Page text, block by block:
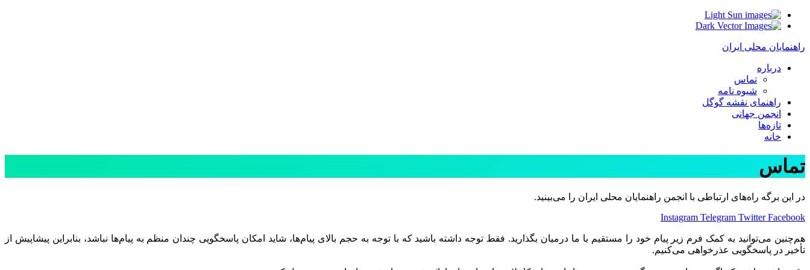
Light
Dark
راهنمایان محلی ایران
درباره
تماس
شیوه نامه
راهنمای نقشه گوگل
انجمن جهانی
تازه‌ها
خانه
تماس
در این برگه راه‌های ارتباطی با انجمن راهنمایان محلی ایران را می‌بینید.
Instagram Telegram Twitter Facebook
هم‌چنین می‌توانید به کمک فرم زیر پیام خود را مستقیم با ما درمیان بگذارید. فقط توجه داشته باشید که با توجه به حجم بالای پیام‌ها، شاید امکان پاسخگویی چندان منظم به پیام‌ها نباشد، بنابراین پیشاپیش از
تأخیر در پاسخگویی عذرخواهی می‌کنیم.